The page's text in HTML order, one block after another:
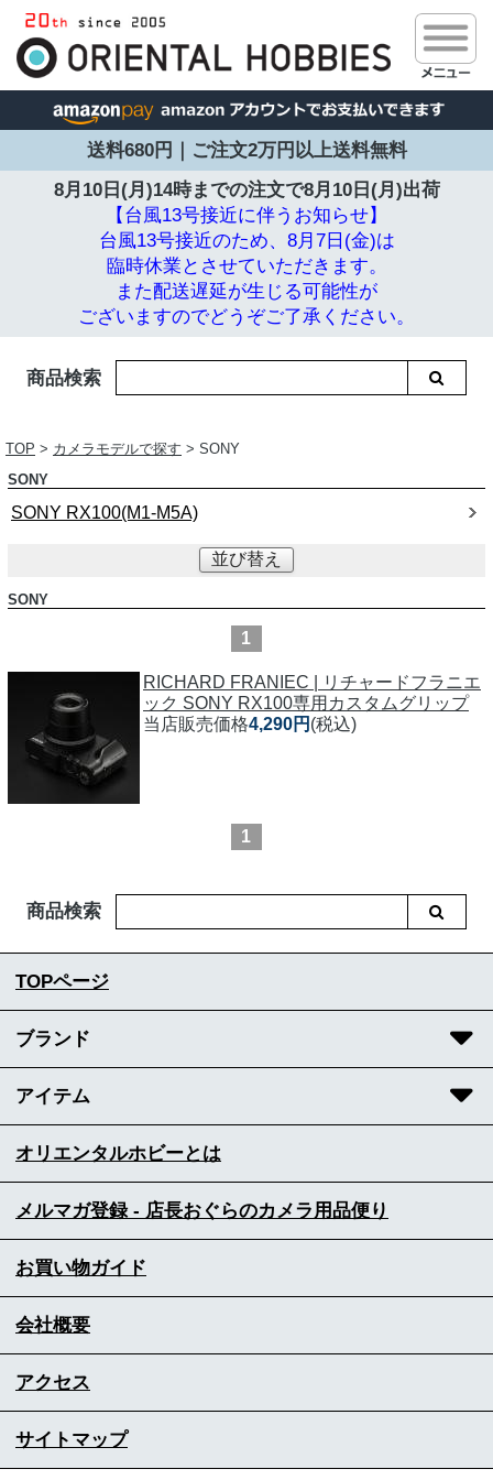
送料680円｜ご注文2万円以上送料無料
8月10日(月)14時までの注文で8月10日(月)出荷
【台風13号接近に伴うお知らせ】
台風13号接近のため、8月7日(金)は
臨時休業とさせていただきます。
また配送遅延が生じる可能性が
ございますのでどうぞご了承ください。
商品検索
TOP > カメラモデルで探す > SONY
SONY
SONY RX100(M1-M5A)
並び替え
SONY
1
RICHARD FRANIEC | リチャードフラニエ
ック SONY RX100専用カスタムグリップ
当店販売価格4,290円 (税込)
1
商品検索
TOPページ
ブランド
アイテム
オリエンタルホビーとは
メルマガ登録 - 店長おぐらのカメラ用品便り
お買い物ガイド
会社概要
アクセス
サイトマップ